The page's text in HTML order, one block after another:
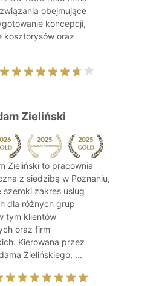
obejmujące
koncepcji,
kosztorysów oraz
Zieliński
Zieliński to pracownia
z siedzibą w Poznaniu,
zakres usług
dla różnych grup
tym klientów
oraz firm
Kierowana przez
Zielińskiego, ...